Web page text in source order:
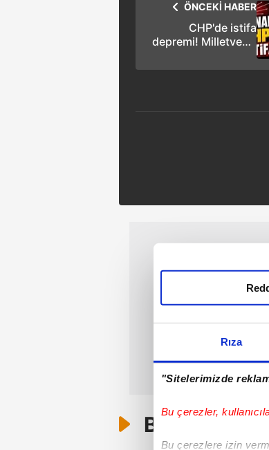
Rıza
"Sitelerimizde
Bu çerezler,
Bu çerezlere izin
ÖNCEKİ HABER
CHP'de istifa
depremi! Milletvekili
partisinden ayrıldı
Bunlar da Var